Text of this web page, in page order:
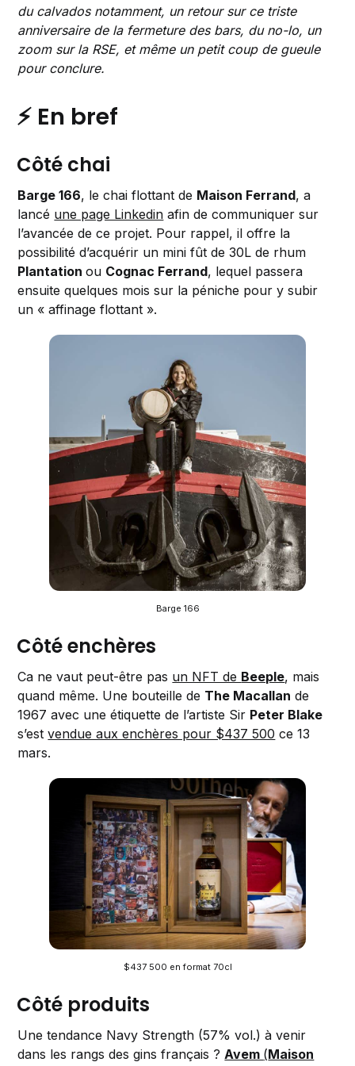
du calvados notamment, un retour sur ce triste
anniversaire de la fermeture des bars, du no-lo, un
zoom sur la RSE, et même un petit coup de gueule
pour conclure.
⚡ En bref
Côté chai
Barge 166, le chai flottant de Maison Ferrand, a
lancé une page Linkedin afin de communiquer sur
l’avancée de ce projet. Pour rappel, il offre la
possibilité d’acquérir un mini fût de 30L de rhum
Plantationou Cognac Ferrand, lequel passera
ensuite quelques mois sur la péniche pour y subir
un « affinage flottant ».
Barge 166
Côté enchères
Ca ne vaut peut-être pas un NFT de Beeple, mais
quand même. Une bouteille de The Macallan de
1967 avec une étiquette de l’artiste Sir Peter Blake
s’estvendue aux enchères pour $437 500 ce 13
mars.
$437 500 en format 70cl
Côté produits
Une tendance Navy Strength (57% vol.) à venir
dans les rangs des gins français ? Avem (Maison